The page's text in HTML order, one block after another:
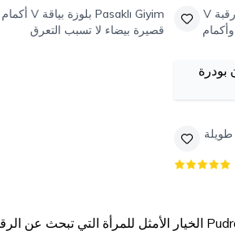
بلوزة بفتحة رقبة V
Pasaklı Giyim
بلوزة بياقة V أكمام
قصيرة بيضاء لا تسبب التعرق
طويلة